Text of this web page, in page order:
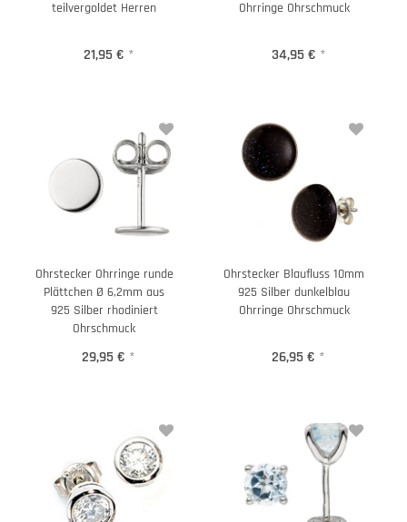
teilvergoldet Herren
21,95 € *
Ohrringe Ohrschmuck
34,95 € *
Ohrstecker Ohrringe runde
Plättchen Ø 6,2mm aus
925 Silber rhodiniert
Ohrschmuck
29,95 € *
Ohrstecker Blaufluss 10mm
925 Silber dunkelblau
Ohrringe Ohrschmuck
26,95 € *